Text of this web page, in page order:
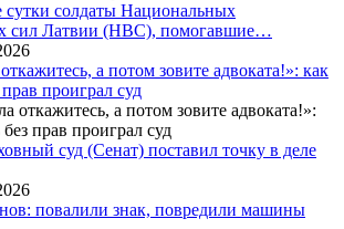
солдаты Национальных
сил Латвии (НВС), помогавшие…
а потом зовите адвоката!»: как
проиграл суд
суд (Сенат) поставил точку в деле
повалили знак, повредили машины